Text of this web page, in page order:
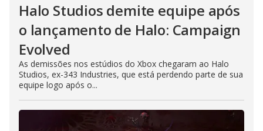
Halo Studios demite equipe após
o lançamento de Halo: Campaign
Evolved
As demissões nos estúdios do Xbox chegaram ao Halo
Studios, ex-343 Industries, que está perdendo parte de sua
equipe logo após o...